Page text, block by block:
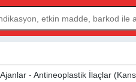
- Antineoplastik İlaçlar